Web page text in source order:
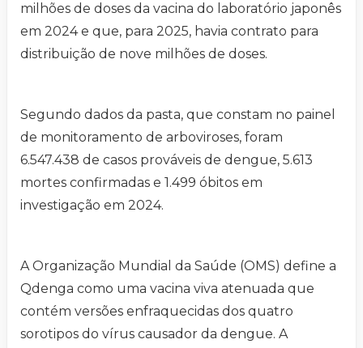
milhões de doses da vacina do laboratório japonês
em 2024 e que, para 2025, havia contrato para
distribuição de nove milhões de doses.
Segundo dados da pasta, que constam no painel
de monitoramento de arboviroses, foram
6.547.438 de casos prováveis de dengue, 5.613
mortes confirmadas e 1.499 óbitos em
investigação em 2024.
A Organização Mundial da Saúde (OMS) define a
Qdenga como uma vacina viva atenuada que
contém versões enfraquecidas dos quatro
sorotipos do vírus causador da dengue. A